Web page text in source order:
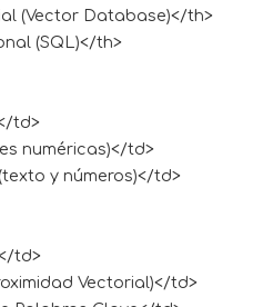
(Vector Database)</th>
(SQL)</th>
td>
numéricas)</td>
y números)</td>
td>
Vectorial)</td>